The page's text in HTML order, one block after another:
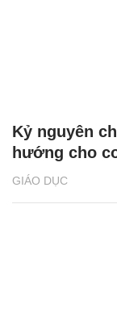
GIÁO DỤC
Kỷ nguyên
hướng cho